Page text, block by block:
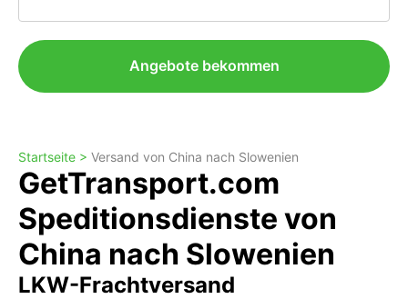
Angebote bekommen
Startseite > Versand von China nach Slowenien
GetTransport.com
Speditionsdienste von
China nach Slowenien
LKW-Frachtversand